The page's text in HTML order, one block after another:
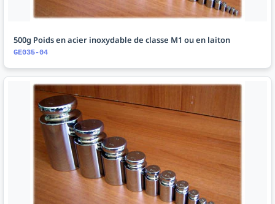
500g Poids en acier inoxydable de classe M1 ou en laiton
GE035-04